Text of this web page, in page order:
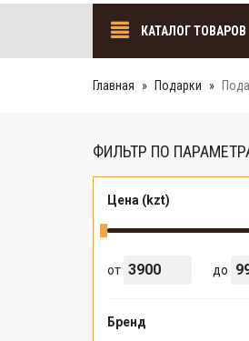
КАТАЛОГ ТОВАРОВ
Главная Подарки
ФИЛЬТР ПО
Цена (kzt)
от до
Бренд